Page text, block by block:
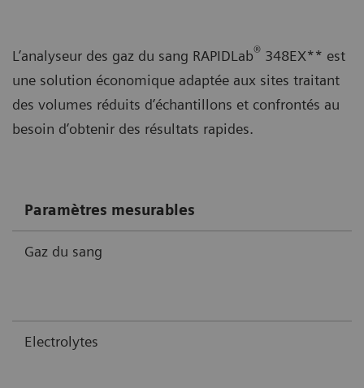
L’analyseur des gaz du sang RAPIDLab® 348EX** est
une solution économique adaptée aux sites traitant
des volumes réduits d’échantillons et confrontés au
besoin d’obtenir des résultats rapides.
Paramètres mesurables
Gaz du sang
Electrolytes